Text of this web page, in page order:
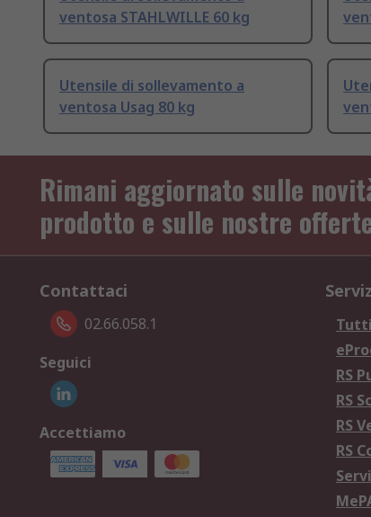
ventosa STAHLWILLE 60 kg
Utensile di sollevamento a
ventosa Usag 80 kg
Rimani aggiornato sulle
prodotto e sulle nostre
Contattaci
02.66.058.1
Seguici
Accettiamo
RS
RS
RS
RS